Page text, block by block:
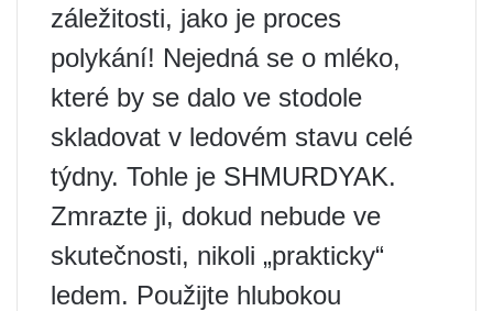
záležitosti, jako je proces
polykání! Nejedná se o mléko,
které by se dalo ve stodole
skladovat v ledovém stavu celé
týdny. Tohle je SHMURDYAK.
Zmrazte ji, dokud nebude ve
skutečnosti, nikoli „prakticky“
ledem. Použijte hlubokou